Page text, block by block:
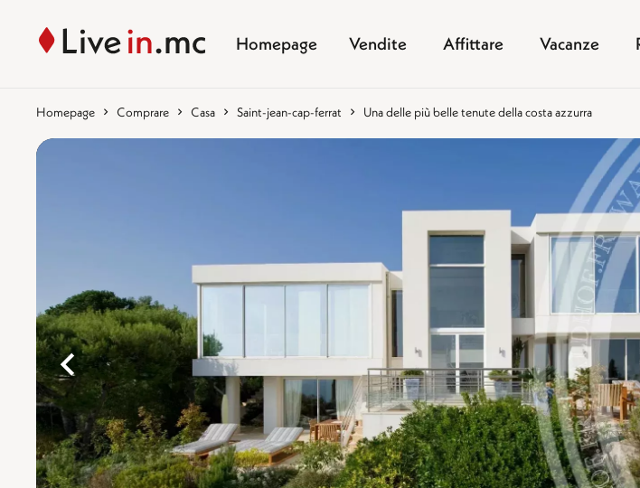
Homepage Vendite Affittare Vacanze
Homepage Comprare Casa Saint-jean-cap-ferrat Una delle più belle tenute della costa azzurra
%}